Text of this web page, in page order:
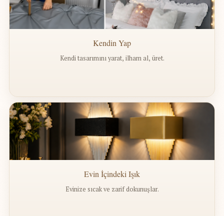
Kendin Yap
Kendi tasarımını yarat, ilham al, üret.
Evin İçindeki Işık
Evinize sıcak ve zarif dokunuşlar.